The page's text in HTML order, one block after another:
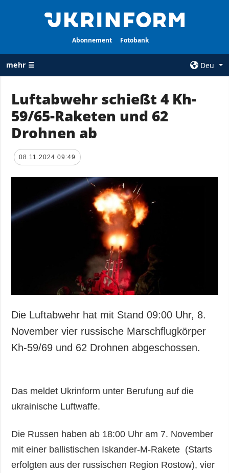
Abonnement Fotobank
mehr ☰
Deu
ALLE
RUBRIKEN
Krieg
Wiederaufbau
Wirtschaft
Militär
Notstand und
AGENTUR
Politik zur
Vertraulichkeit
und zum Schutz
personenbezogener
Daten
ZUSÄTZLICH
Veröffentlichungen
Video
LEISTUNGEN
Abonnement
Luftabwehr schießt 4 Kh-
59/65-Raketen und 62
Drohnen ab
08.11.2024 09:49
Die Luftabwehr hat mit Stand 09:00 Uhr, 8.
November vier russische Marschflugkörper
Kh-59/69 und 62 Drohnen abgeschossen.
Das meldet Ukrinform unter Berufung auf die
ukrainische Luftwaffe.
Die Russen haben ab 18:00 Uhr am 7. November
mit einer ballistischen Iskander-M-Rakete (Starts
erfolgten aus der russischen Region Rostow), vier